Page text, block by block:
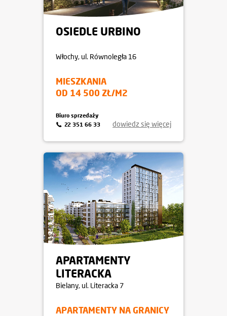
OSIEDLE URBINO
Włochy, ul. Równoległa 16
MIESZKANIA
OD 14 500 ZŁ/M2
dowiedz się więcej
Biuro sprzedaży
22 351 66 33
APARTAMENTY
LITERACKA
Bielany, ul. Literacka 7
APARTAMENTY NA GRANICY